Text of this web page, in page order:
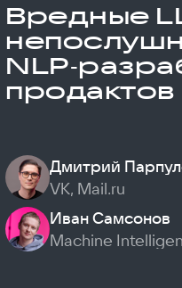
Вредные
продактов
Дмитрий
VK, Mail.ru
Иван Самсонов
Machine